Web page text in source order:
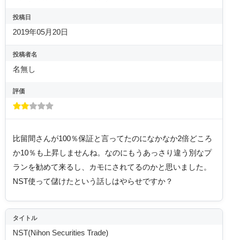
投稿日
2019年05月20日
投稿者名
名無し
評価
比留間さんが100％保証と言ってたのになかなか2倍どころ
か10％も上昇しませんね。なのにもうあっさり違う別なプ
ランを勧めて来るし、カモにされてるのかと思いました。
NST使って儲けたという話しはやらせですか？
タイトル
NST(Nihon Securities Trade)